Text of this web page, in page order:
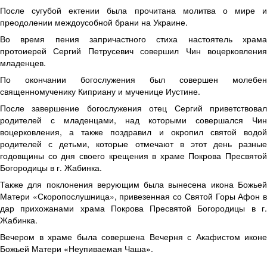
После сугубой ектении была прочитана молитва о мире и
преодолении междоусобной брани на Украине.
Во время пения запричастного стиха настоятель храма
протоиерей Сергий Петрусевич совершил Чин воцерковления
младенцев.
По окончании богослужения был совершен молебен
священномученику Киприану и мученице Иустине.
После завершение богослужения отец Сергий приветствовал
родителей с младенцами, над которыми совершался Чин
воцерковления, а также поздравил и окропил святой водой
родителей с детьми, которые отмечают в этот день разные
годовщины со дня своего крещения в храме Покрова Пресвятой
Богородицы в г. Жабинка.
Также для поклонения верующим была вынесена икона Божьей
Матери «Скоропослушница», привезенная со Святой Горы Афон в
дар прихожанами храма Покрова Пресвятой Богородицы в г.
Жабинка.
Вечером в храме была совершена Вечерня с Акафистом иконе
Божьей Матери «Неупиваемая Чаша».